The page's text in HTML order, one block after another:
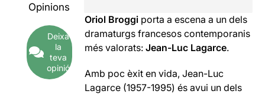
Opinions
Deixa
la
teva
opinió
Oriol Broggi porta a escena a un dels
dramaturgs francesos contemporanis
més valorats:Jean-Luc Lagarce.
Amb poc èxit en vida, Jean-Luc
Lagarce (1957-1995) és avui un dels